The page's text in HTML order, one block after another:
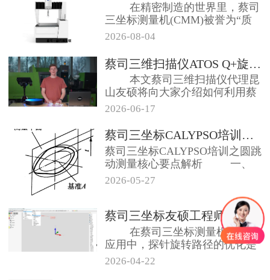
在精密制造的世界里，蔡司
三坐标测量机(CMM)被誉为“质
量守护神...
2026-08-04
蔡司三维扫描仪ATOS Q+旋转...
本文蔡司三维扫描仪代理昆
山友硕将向大家介绍如何利用蔡
司三维扫描仪...
2026-06-17
蔡司三坐标CALYPSO培训之圆...
蔡司三坐标CALYPSO培训之圆跳
动测量核心要点解析 一、
圆跳...
2026-05-27
蔡司三坐标友硕工程师教你添加探针...
在蔡司三坐标测量机的实际
应用中，探针旋转路径的优化是
确保测量安全...
2026-04-22